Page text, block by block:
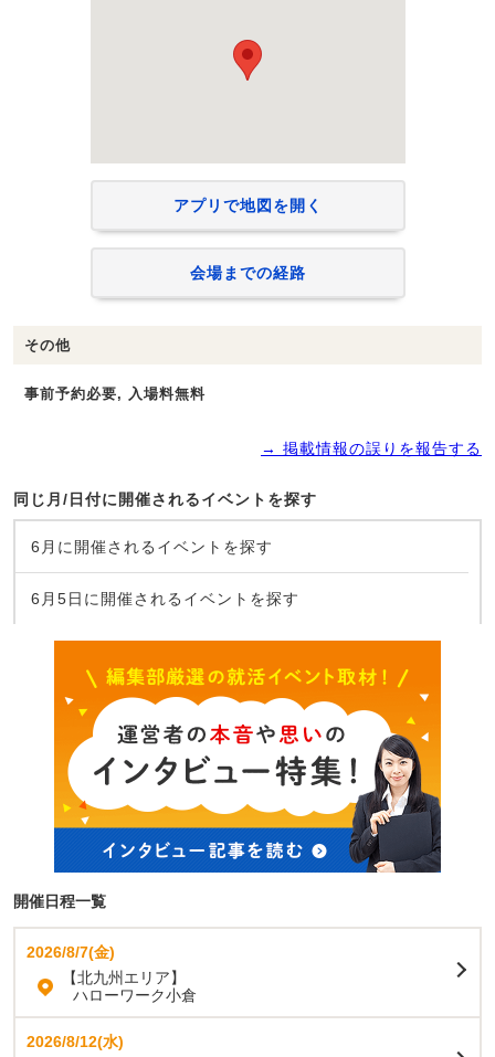
アプリで地図を開く
会場までの経路
その他
事前予約必要, 入場料無料
→ 掲載情報の誤りを報告する
同じ月/日付に開催されるイベントを探す
6月に開催されるイベントを探す
6月5日に開催されるイベントを探す
開催日程一覧
2026/8/7(金)
【北九州エリア】
ハローワーク小倉
2026/8/12(水)